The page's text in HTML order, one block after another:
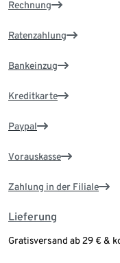
Rechnung
Ratenzahlung
Bankeinzug
Kreditkarte
Paypal
Vorauskasse
Zahlung in der Filiale
Lieferung
Gratisversand ab 29 € &